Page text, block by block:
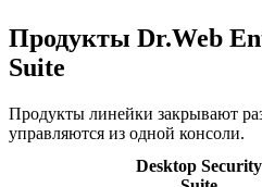
Продукты Dr.Web
Suite
Продукты линейки закрывают
управляются из одной консоли.
Desktop Security